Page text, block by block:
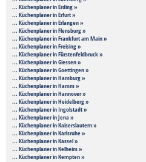
... Küchenplaner in Erding »
... Küchenplaner in Erfurt »
... Küchenplaner in Erlangen »
... Küchenplaner in Flensburg »
... Küchenplaner in Frankfurt am Main »
... Küchenplaner in Freising »
... Küchenplaner in Fürstenfeldbruck »
... Küchenplaner in Giessen »
... Küchenplaner in Goettingen »
... Küchenplaner in Hamburg »
... Küchenplaner in Hamm »
... Küchenplaner in Hannover »
... Küchenplaner in Heidelberg »
... Küchenplaner in Ingolstadt »
... Küchenplaner in Jena »
... Küchenplaner in Kaiserslautern »
... Küchenplaner in Karlsruhe »
... Küchenplaner in Kassel »
... Küchenplaner in Kelheim »
... Küchenplaner in Kempten »